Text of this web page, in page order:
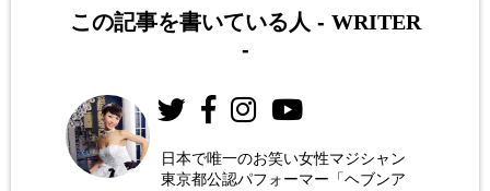
この記事を書いている人 - WRITER
-
日本で唯一のお笑い女性マジシャン
東京都公認パフォーマー「ヘブンア